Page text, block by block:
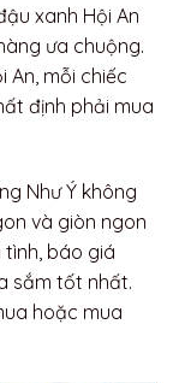
xanh Hội An
ưa chuộng.
An, mỗi chiếc
định phải mua
Như Ý không
và giòn ngon
báo giá
sắm tốt nhất.
hoặc mua